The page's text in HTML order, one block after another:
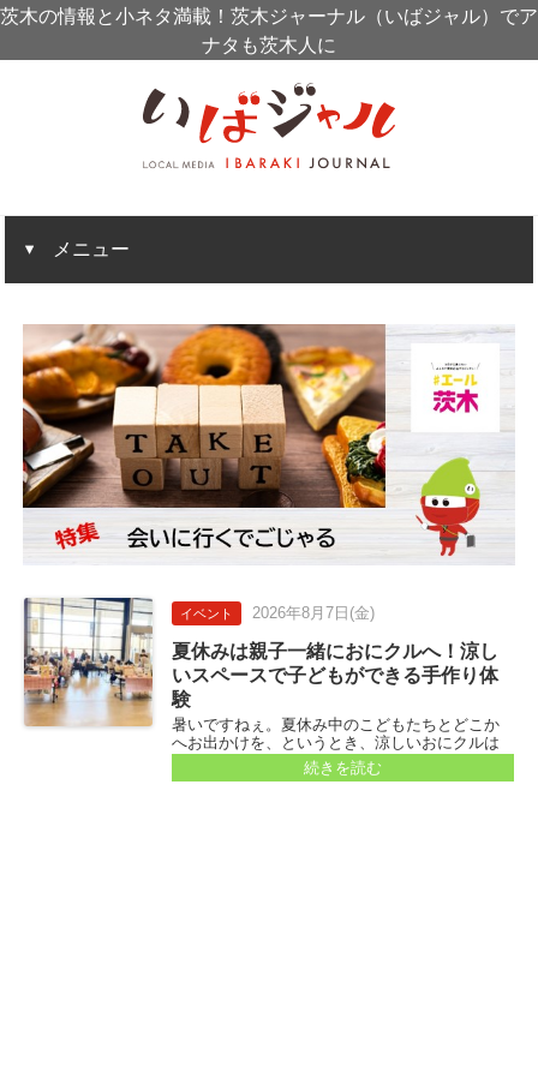
茨木の情報と小ネタ満載！茨木ジャーナル（いばジャル）でア
ナタも茨木人に
メニュー
イベント 2026年8月7日 (金)
夏休みは親子一緒におにクルへ！涼し
いスペースで子どもができる手作り体
験
暑いですねぇ。夏休み中のこどもたちとどこか
へお出かけを、というとき、涼しいおにクルは
オススメ。 8月中、こどもが楽しめる催しも開か
れています。 今回は、11日と13日に開催される
続きを読む